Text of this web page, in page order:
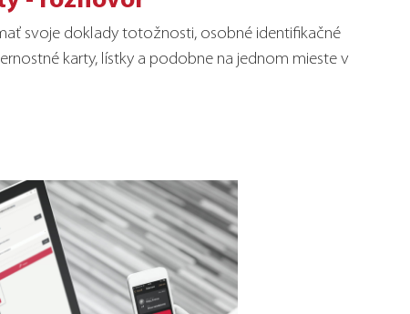
svoje doklady totožnosti, osobné identifikačné
karty, lístky a podobne na jednom mieste v